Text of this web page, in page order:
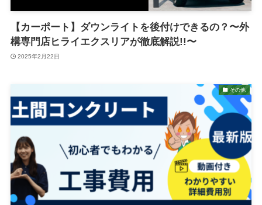
【カーポート】ダウンライトを後付けできるの？〜外
構専門店ヒライエクスリアが徹底解説!!〜
2025年2月22日
その他